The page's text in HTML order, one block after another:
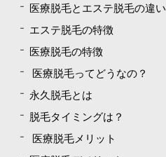
医療脱毛とエステ脱毛の違い
エステ脱毛の特徴
医療脱毛の特徴
医療脱毛ってどうなの？
永久脱毛とは
脱毛タイミングは？
医療脱毛メリット